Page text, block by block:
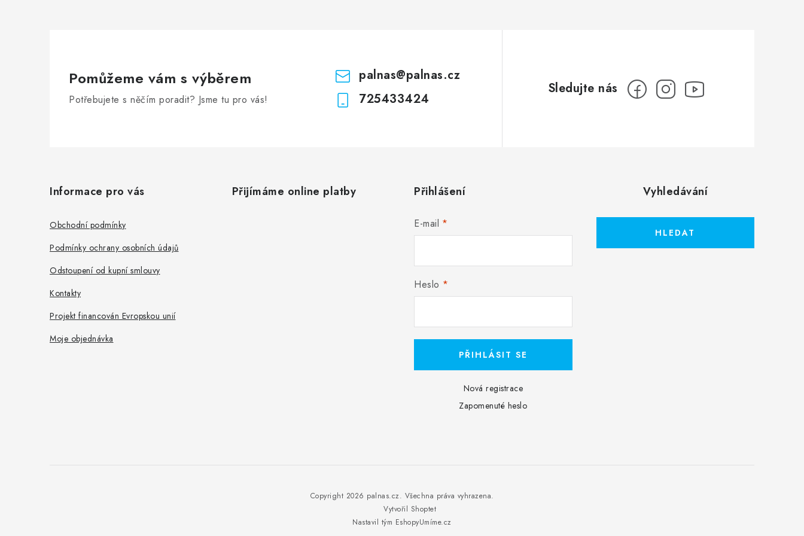
Pomůžeme vám s výběrem
Potřebujete s něčím poradit? Jsme tu pro vás!
palnas@palnas.cz
725433424
Informace pro vás
Obchodní podmínky
Podmínky ochrany osobních údajů
Odstoupení od kupní smlouvy
Kontakty
Projekt financován Evropskou unií
Moje objednávka
Přijímáme online platby Přihlášení
E-mail
Heslo
PŘIHLÁSIT SE
Nová registrace
Zapomenuté heslo
Vyhledávání
HLEDAT
Vytvořil Shoptet
Nastavil tým EshopyUmíme.cz
Copyright 2026 palnas.cz. Všechna práva vyhrazena.